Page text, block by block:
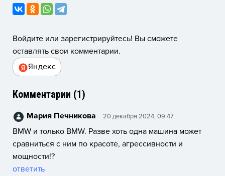
Войдите или зарегистрируйтесь! Вы сможете
оставлять свои комментарии.
Яндекс
Комментарии (1)
Мария Печникова 20 декабря 2024, 09:47
BMW и только BMW. Разве хоть одна машина может
сравниться с ним по красоте, агрессивности и
мощности!?
ответить